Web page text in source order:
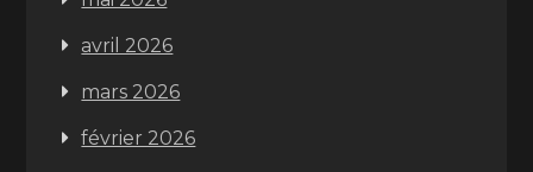
avril 2026
mars 2026
février 2026